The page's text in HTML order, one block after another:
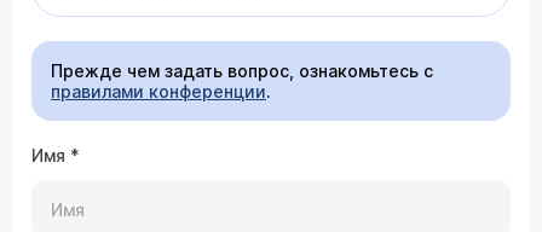
Прежде чем задать вопрос, ознакомьтесь с
правилами конференции.
Имя *